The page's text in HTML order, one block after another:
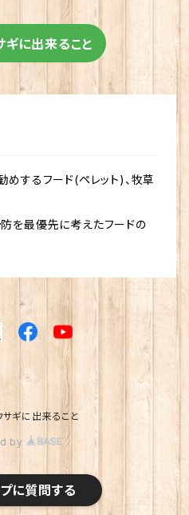
に出来ること
するフード(ペレット)、牧草
を最優先に考えたフードの
ギに出来ること
by
に質問する